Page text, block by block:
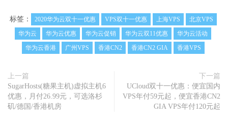
标签： 2020华为云双十一优惠 VPS双十一优惠 上海VPS
北京VPS
华为云
华为云优惠 华为云促销 华为云双11优惠
华为云活动
华为云香港
广州VPS 香港CN2 香港CN2 GIA 香港VPS
上一篇
SugarHosts(糖果主机)虚拟主机6
优惠，月付26.99元，可选洛杉
矶/德国/香港机房
下一篇
UCloud双十一优惠：便宜国内
VPS年付59元起，便宜香港CN2
GIA VPS年付120元起